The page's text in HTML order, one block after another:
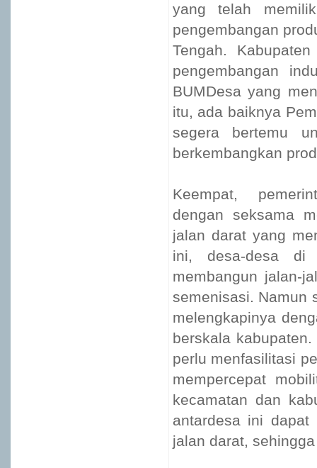
yang telah
pengembangan
Tengah.
pengembangan
BUMDesa yang
itu, ada baiknya
segera bertemu
berkembangkan
Keempat,
dengan seksama
jalan darat yang
ini, desa-desa di
membangun jalan-
semenisasi. Namun
melengkapinya
berskala
perlu menfasilitasi
mempercepat
kecamatan dan
antardesa ini dapat
jalan darat,